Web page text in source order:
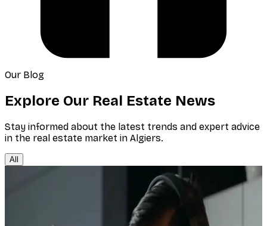
Our Blog
Explore Our Real Estate News
Stay informed about the latest trends and expert advice
in the real estate market in Algiers.
All